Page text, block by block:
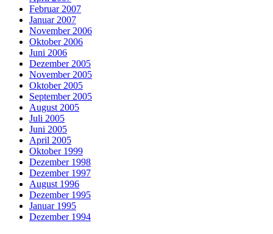
Februar 2007
Januar 2007
November 2006
Oktober 2006
Juni 2006
Dezember 2005
November 2005
Oktober 2005
September 2005
August 2005
Juli 2005
Juni 2005
April 2005
Oktober 1999
Dezember 1998
Dezember 1997
August 1996
Dezember 1995
Januar 1995
Dezember 1994